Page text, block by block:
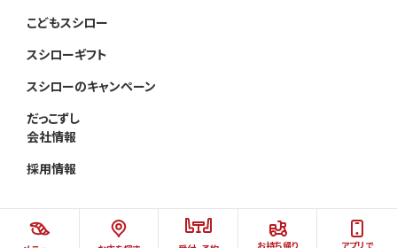
お持ち帰り アプリで
こどもスシロー
スシローギフト
スシローのキャンペーン
だっこずし
会社情報
採用情報